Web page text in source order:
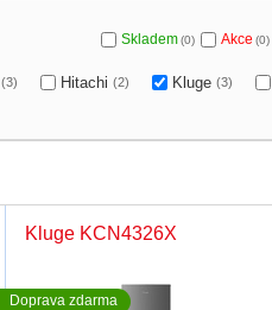
Skladem(0) Akce (0)
(3) Hitachi (2) Kluge (3)
Kluge KCN4326X
Doprava zdarma